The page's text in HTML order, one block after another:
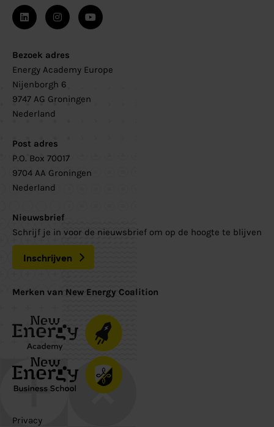
Bezoek adres
Energy Academy Europe
Nijenborgh 6
9747 AG Groningen
Nederland
Post adres
P.O. Box 70017
9704 AA Groningen
Nederland
Nieuwsbrief
Schrijf je in voor de nieuwsbrief om op de hoogte te blijven
Inschrijven
Merken van New Energy Coalition
Privacy